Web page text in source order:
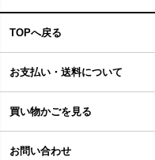
TOPへ戻る
お支払い・送料について
買い物かごを見る
お問い合わせ